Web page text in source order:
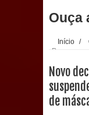
Ouça
Início /
Pessoa
Novo
de